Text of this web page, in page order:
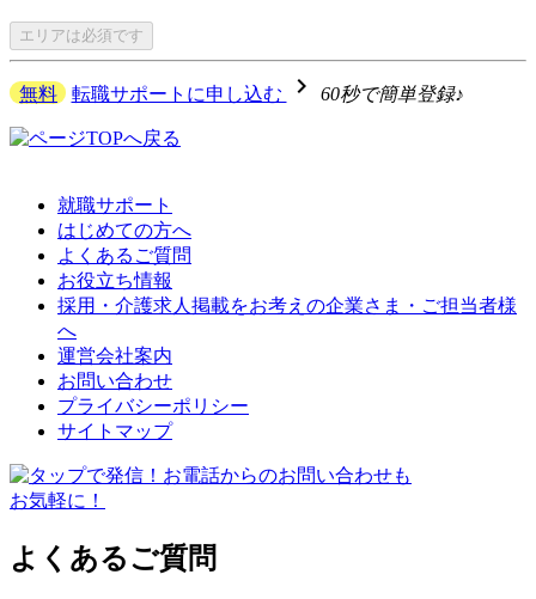
エリアは必須です
無料 転職サポートに申し込む navigate_next 60秒で簡単登録♪
就職サポート
はじめての方へ
よくあるご質問
お役立ち情報
採用・介護求人掲載をお考えの企業さま・ご担当者様
へ
運営会社案内
お問い合わせ
プライバシーポリシー
サイトマップ
よくあるご質問